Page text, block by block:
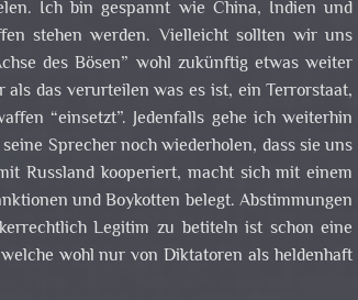
Ich bin gespannt wie China, Indien und
stehen werden. Vielleicht sollten wir uns
des Bösen” wohl zukünftig etwas weiter
das verurteilen was es ist, ein Terrorstaat,
“einsetzt”. Jedenfalls gehe ich weiterhin
Sprecher noch wiederholen, dass sie uns
Russland kooperiert, macht sich mit einem
und Boykotten belegt. Abstimmungen
Legitim zu betiteln ist schon eine
wohl nur von Diktatoren als heldenhaft